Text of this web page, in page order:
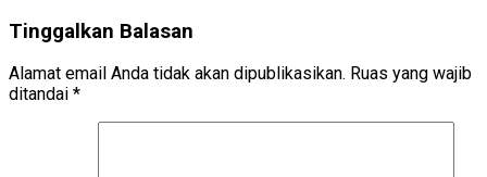
Tinggalkan Balasan
Alamat email Anda tidak akan dipublikasikan. Ruas yang wajib
ditandai *